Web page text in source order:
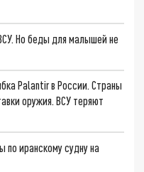
Но беды для малышей не
Palantir в России. Страны
оружия. ВСУ теряют
по иранскому судну на